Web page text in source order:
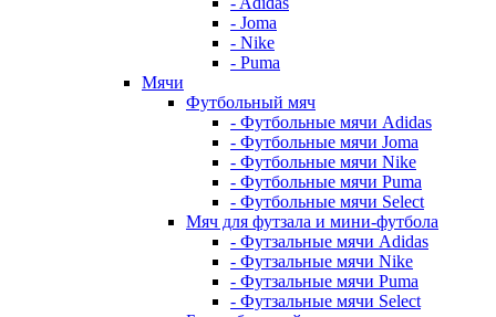
- Joma
- Nike
- Puma
Мячи
Футбольный мяч
- Футбольные мячи Adidas
- Футбольные мячи Joma
- Футбольные мячи Nike
- Футбольные мячи Puma
- Футбольные мячи Select
Мяч для футзала и мини-футбола
- Футзальные мячи Adidas
- Футзальные мячи Nike
- Футзальные мячи Puma
- Футзальные мячи Select